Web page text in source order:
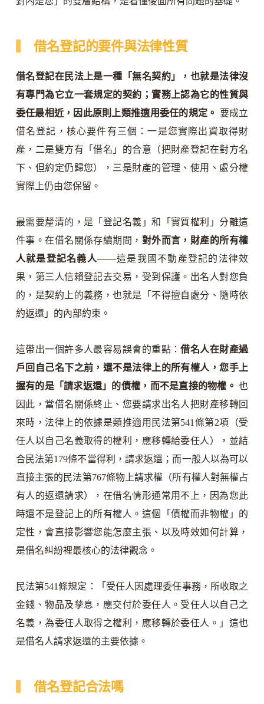
借名登記的要件與法律性質
借名登記在民法上是一種「無名契約」，也就是法律沒
有專門為它立一套規定的契約；實務上認為它的性質與
委任最相近，因此原則上類推適用委任的規定。 要成立
借名登記，核心要件有三個：一是您實際出資取得財
產，二是雙方有「借名」的合意（把財產登記在對方名
下、但約定仍歸您），三是財產的管理、使用、處分權
實際上仍由您保留。
最需要釐清的，是「登記名義」和「實質權利」分離這
件事。在借名關係存續期間， 對外而言，財產的所有權
人就是登記名義人——這是我國不動產登記的法律效
果，第三人信賴登記去交易，受到保護。出名人對您負
的，是契約上的義務，也就是「不得擅自處分、隨時依
約返還」的內部約束。
這帶出一個許多人最容易誤會的重點：借名人在財產過
戶回自己名下之前，還不是法律上的所有權人，您手上
握有的是「請求返還」的債權，而不是直接的物權。 也
因此，當借名關係終止、您要請求出名人把財產移轉回
來時，法律上的依據是類推適用民法第541條第2項（受
任人以自己名義取得的權利，應移轉給委任人），並結
合民法第179條不當得利，請求返還；而一般人以為可以
直接主張的民法第767條物上請求權（所有權人對無權占
有人的返還請求），在借名情形通常用不上，因為您此
時還不是登記上的所有權人。這個「債權而非物權」的
定性，會直接影響您能怎麼主張、以及時效如何計算，
是借名糾紛裡最核心的法律觀念。
民法第541條規定：「受任人因處理委任事務，所收取之
金錢、物品及孳息，應交付於委任人。受任人以自己之
名義，為委任人取得之權利，應移轉於委任人。」這也
是借名人請求返還的主要依據。
借名登記合法嗎